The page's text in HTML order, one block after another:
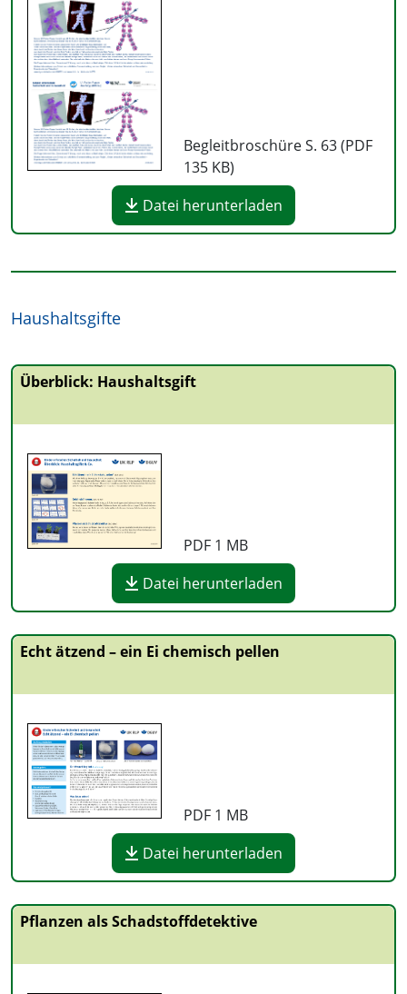
Begleitbroschüre S. 63 (PDF
135 KB)
Datei herunterladen
Haushaltsgifte
Überblick: Haushaltsgift
PDF 1 MB
Datei herunterladen
Echt ätzend – ein Ei chemisch pellen
PDF 1 MB
Datei herunterladen
Pflanzen als Schadstoffdetektive